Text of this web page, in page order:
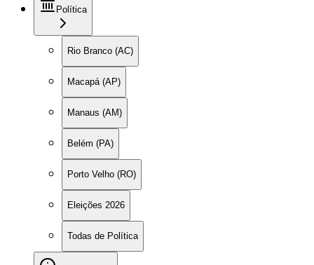
Política
Rio Branco (AC)
Macapá (AP)
Manaus (AM)
Belém (PA)
Porto Velho (RO)
Eleições 2026
Todas de Política